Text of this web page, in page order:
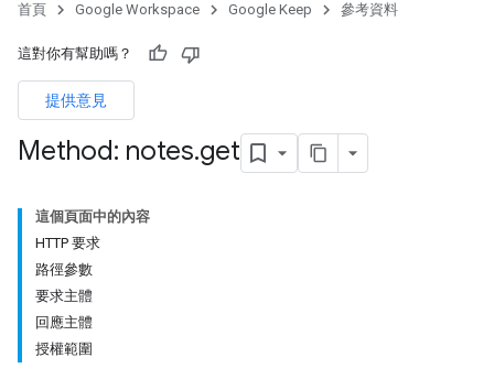
首頁 Google Workspace Google Keep 參考資料
這對你有幫助嗎？
提供意見
Method: notes.get
這個頁面中的內容
HTTP 要求
路徑參數
要求主體
回應主體
授權範圍